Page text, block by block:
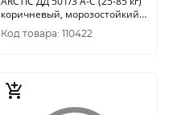
коричневый, морозостойкий
(10) 704841
Код товара: 110422